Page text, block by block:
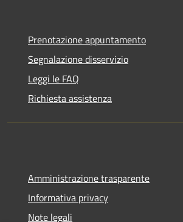
Prenotazione appuntamento
Segnalazione disservizio
Leggi le FAQ
Richiesta assistenza
Amministrazione trasparente
Informativa privacy
Note legali